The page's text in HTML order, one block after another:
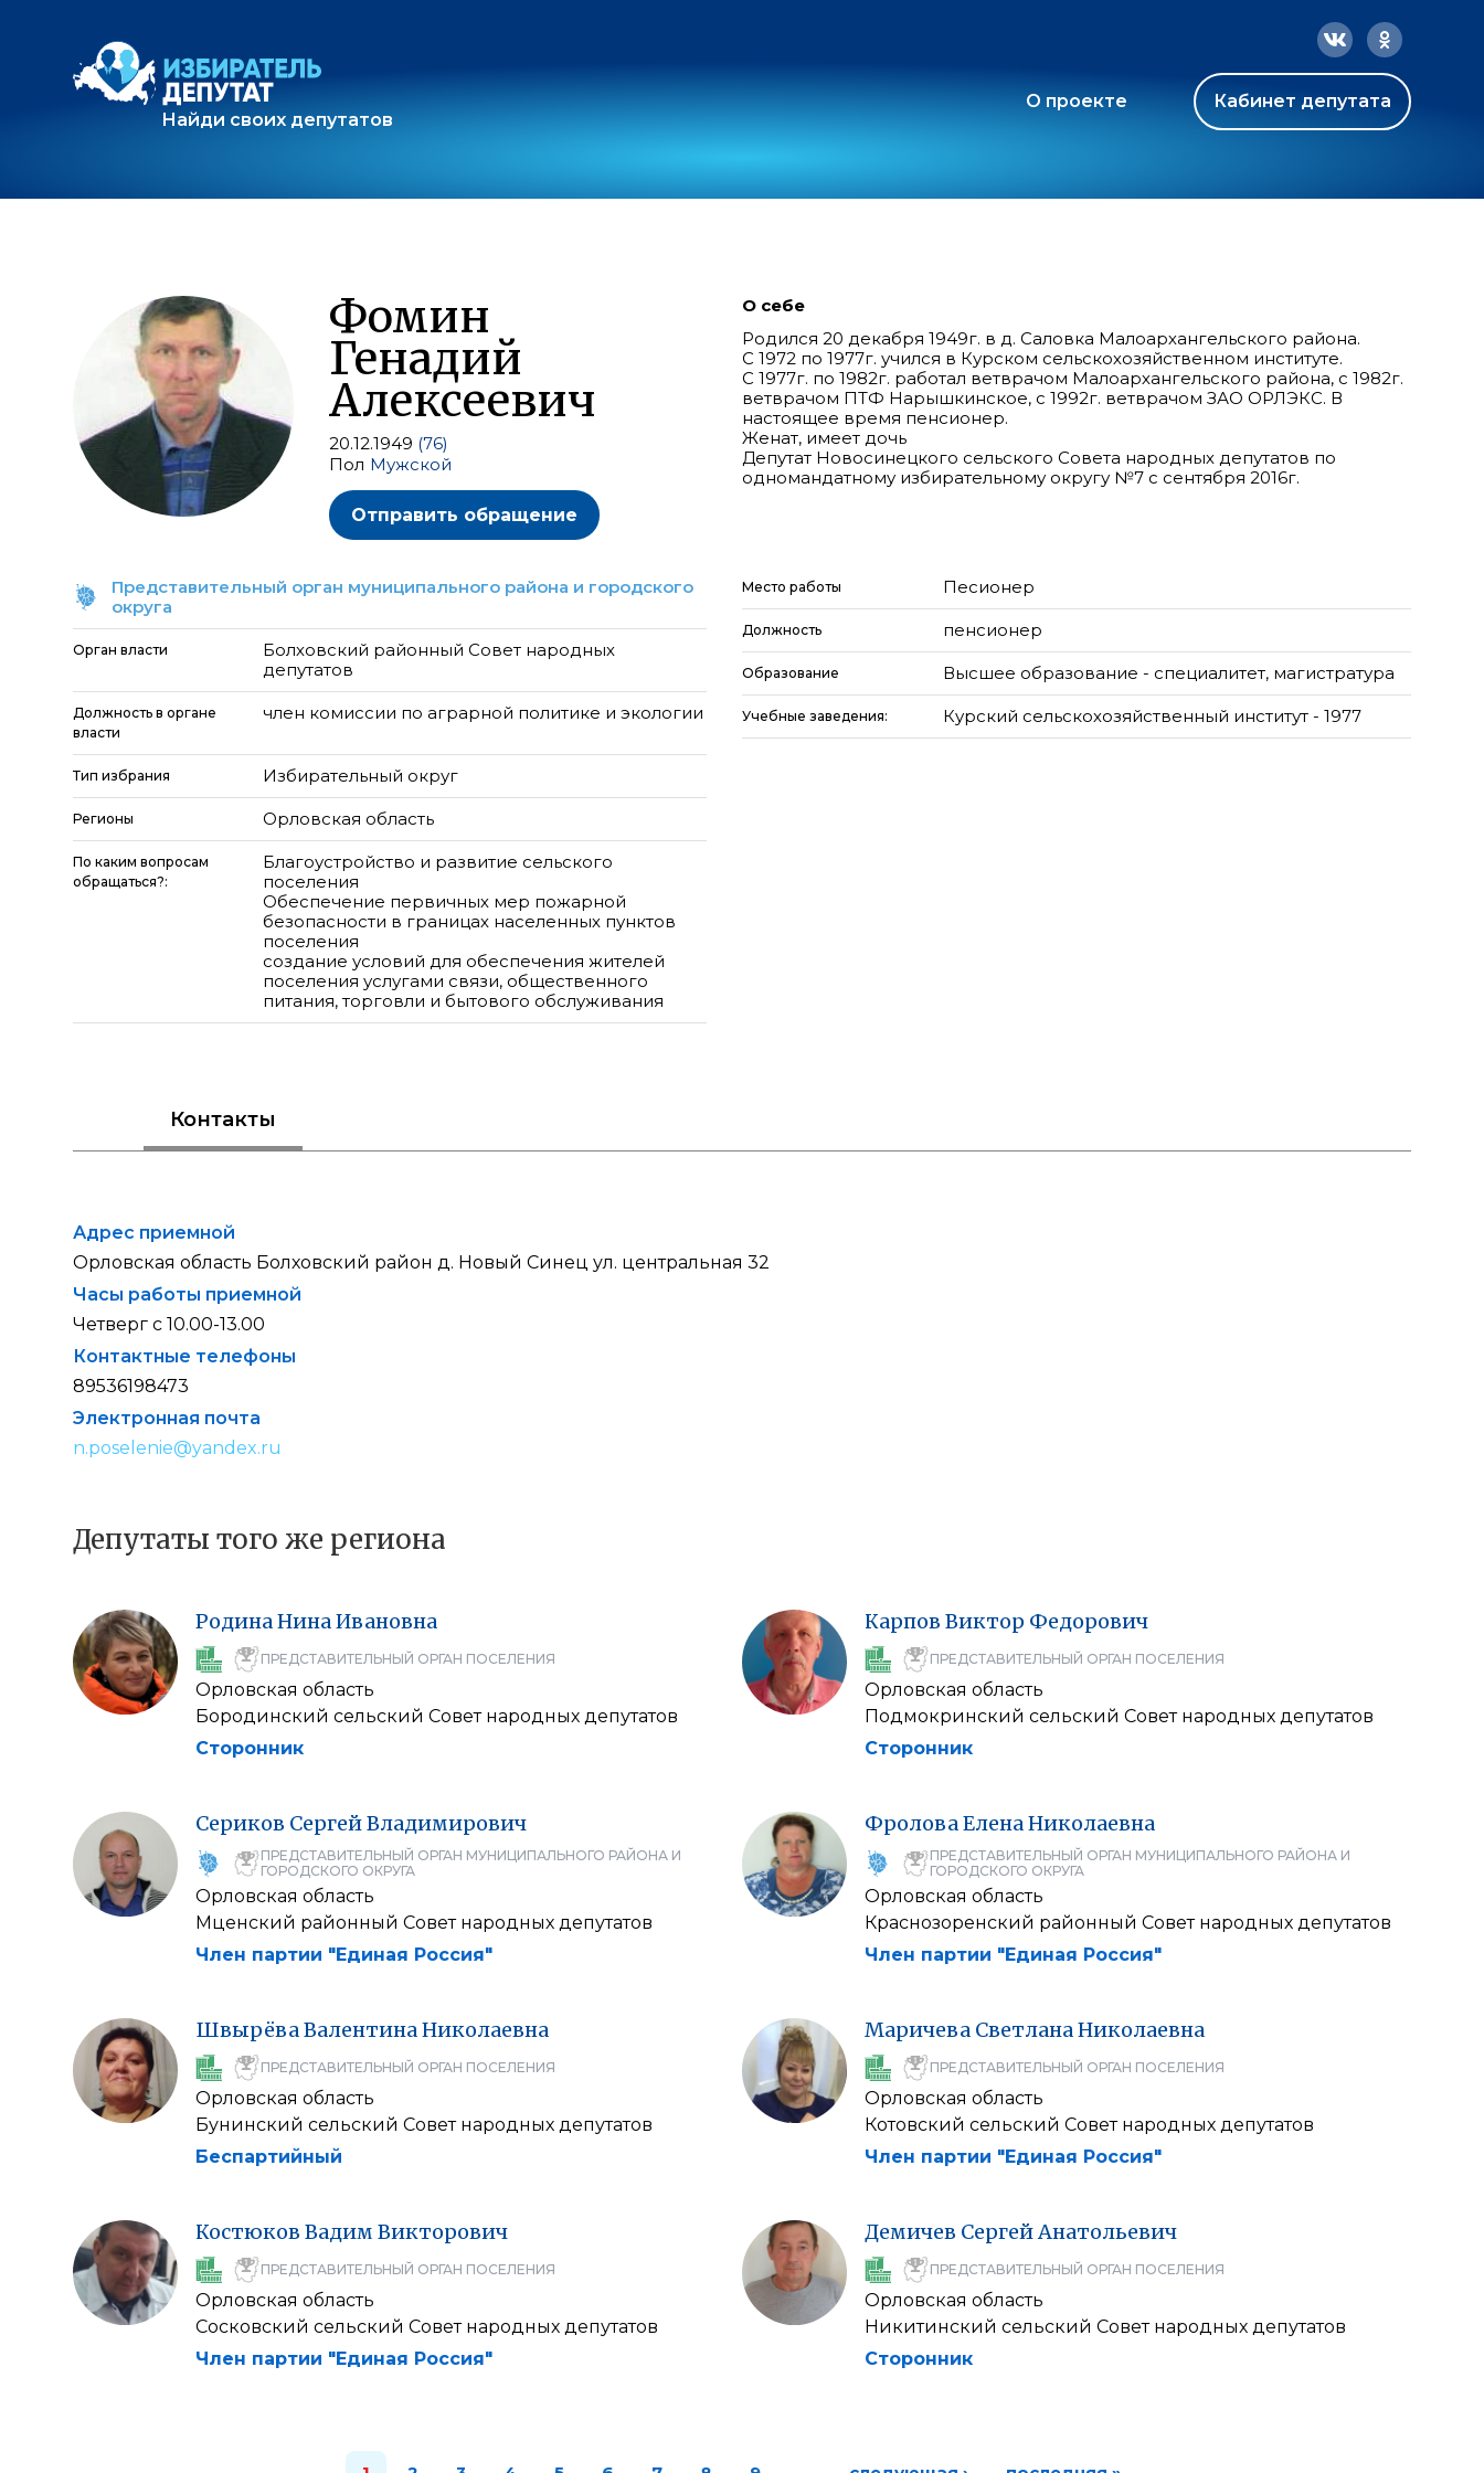
Найди своих депутатов
О проекте Кабинет депутата
Фомин
Генадий
Алексеевич
20.12.1949 (76)
Пол Мужской
Отправить обращение
О себе
Родился 20 декабря 1949г. в д. Саловка Малоархангельского района.
С 1972 по 1977г. учился в Курском сельскохозяйственном институте.
С 1977г. по 1982г. работал ветврачом Малоархангельского района, с 1982г.
ветврачом ПТФ Нарышкинское, с 1992г. ветврачом ЗАО ОРЛЭКС. В
настоящее время пенсионер.
Женат, имеет дочь
Депутат Новосинецкого сельского Совета народных депутатов по
одномандатному избирательному округу №7 с сентября 2016г.
Представительный орган муниципального района и городского
округа
Орган власти
Болховский районный Совет народных
депутатов
Должность в органе
власти
член комиссии по аграрной политике и экологии
Тип избрания Избирательный округ
Регионы Орловская область
По каким вопросам
обращаться?:
Благоустройство и развитие сельского
поселения
Обеспечение первичных мер пожарной
безопасности в границах населенных пунктов
поселения
создание условий для обеспечения жителей
поселения услугами связи, общественного
питания, торговли и бытового обслуживания
Место работы Песионер
Должность пенсионер
Образование Высшее образование - специалитет, магистратура
Учебные заведения: Курский сельскохозяйственный институт - 1977
Контакты
Адрес приемной
Орловская область Болховский район д. Новый Синец ул. центральная 32
Часы работы приемной
Четверг с 10.00-13.00
Контактные телефоны
89536198473
Электронная почта
n.poselenie@yandex.ru
Депутаты того же региона
РодинаНинаИвановна
ПРЕДСТАВИТЕЛЬНЫЙ ОРГАН ПОСЕЛЕНИЯ
Орловская область
Бородинский сельский Совет народных депутатов
Сторонник
Карпов Виктор Федорович
ПРЕДСТАВИТЕЛЬНЫЙ ОРГАН ПОСЕЛЕНИЯ
Орловская область
Подмокринский сельский Совет народных депутатов
Сторонник
Сериков СергейВладимирович
ПРЕДСТАВИТЕЛЬНЫЙ ОРГАН МУНИЦИПАЛЬНОГО РАЙОНА И
ГОРОДСКОГО ОКРУГА
Орловская область
Мценский районный Совет народных депутатов
Член партии "Единая Россия"
ФроловаЕленаНиколаевна
ПРЕДСТАВИТЕЛЬНЫЙ ОРГАН МУНИЦИПАЛЬНОГО РАЙОНА И
ГОРОДСКОГО ОКРУГА
Орловская область
Краснозоренский районный Cовет народных депутатов
Член партии "Единая Россия"
ШвырёваВалентинаНиколаевна
ПРЕДСТАВИТЕЛЬНЫЙ ОРГАН ПОСЕЛЕНИЯ
Орловская область
Бунинский сельский Совет народных депутатов
Беспартийный
Маричева СветланаНиколаевна
ПРЕДСТАВИТЕЛЬНЫЙ ОРГАН ПОСЕЛЕНИЯ
Орловская область
Котовский сельский Совет народных депутатов
Член партии "Единая Россия"
Костюков Вадим Викторович
ПРЕДСТАВИТЕЛЬНЫЙ ОРГАН ПОСЕЛЕНИЯ
Орловская область
Сосковский сельский Совет народных депутатов
Член партии "Единая Россия"
Демичев СергейАнатольевич
ПРЕДСТАВИТЕЛЬНЫЙ ОРГАН ПОСЕЛЕНИЯ
Орловская область
Никитинский сельский Совет народных депутатов
Сторонник